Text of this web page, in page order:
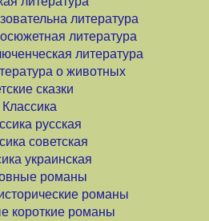
литература
литература
литература
о животных
сказки
Классика
русская
советская
украинская
романы
романы
короткие романы